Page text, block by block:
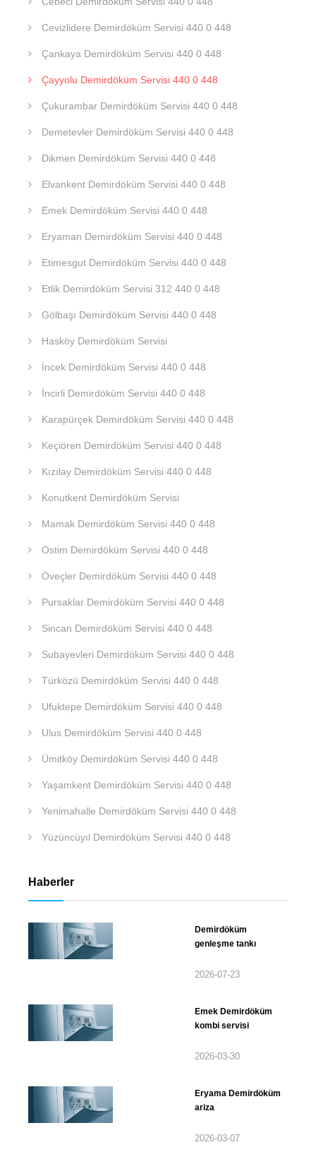
Cevizlidere Demirdöküm Servisi 440 0 448
Çankaya Demirdöküm Servisi 440 0 448
Çayyolu Demirdöküm Servisi 440 0 448
Çukurambar Demirdöküm Servisi 440 0 448
Demetevler Demirdöküm Servisi 440 0 448
Dikmen Demirdöküm Servisi 440 0 448
Elvankent Demirdöküm Servisi 440 0 448
Emek Demirdöküm Servisi 440 0 448
Eryaman Demirdöküm Servisi 440 0 448
Etimesgut Demirdöküm Servisi 440 0 448
Etlik Demirdöküm Servisi 312 440 0 448
Gölbaşı Demirdöküm Servisi 440 0 448
Hasköy Demirdöküm Servisi
İncek Demirdöküm Servisi 440 0 448
İncirli Demirdöküm Servisi 440 0 448
Karapürçek Demirdöküm Servisi 440 0 448
Keçiören Demirdöküm Servisi 440 0 448
Kızılay Demirdöküm Servisi 440 0 448
Konutkent Demirdöküm Servisi
Mamak Demirdöküm Servisi 440 0 448
Ostim Demirdöküm Servisi 440 0 448
Öveçler Demirdöküm Servisi 440 0 448
Pursaklar Demirdöküm Servisi 440 0 448
Sincan Demirdöküm Servisi 440 0 448
Subayevleri Demirdöküm Servisi 440 0 448
Türközü Demirdöküm Servisi 440 0 448
Ufuktepe Demirdöküm Servisi 440 0 448
Ulus Demirdöküm Servisi 440 0 448
Ümitköy Demirdöküm Servisi 440 0 448
Yaşamkent Demirdöküm Servisi 440 0 448
Yenimahalle Demirdöküm Servisi 440 0 448
Yüzüncüyıl Demirdöküm Servisi 440 0 448
Haberler
Demirdöküm
genleşme tankı
2026-07-23
Emek Demirdöküm
kombi servisi
2026-03-30
Eryama Demirdöküm
ariza
2026-03-07